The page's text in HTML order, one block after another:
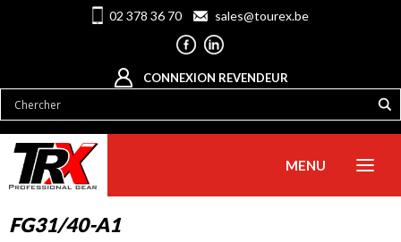
02 378 36 70 sales@tourex.be
CONNEXION REVENDEUR
MENU
FG31/40-A1